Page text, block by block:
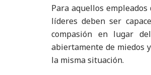
Para aquellos
líderes deben ser
compasión en lugar
abiertamente de miedos
la misma situación.